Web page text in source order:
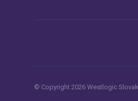
© Copyright 2026 Westlogic